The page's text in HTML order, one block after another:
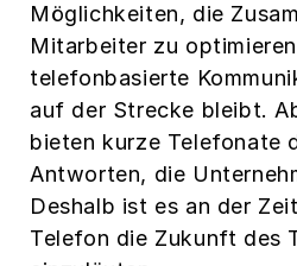
Möglichkeiten, die
Mitarbeiter zu
telefonbasierte
auf der Strecke bleibt.
bieten kurze Telefonate
Antworten, die
Deshalb ist es an der
Telefon die Zukunft des